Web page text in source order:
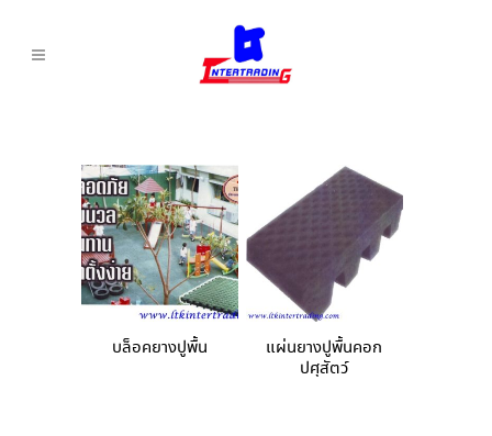
บล็อคยางปูพื้น
แผ่นยางปูพื้นคอก
ปศุสัตว์